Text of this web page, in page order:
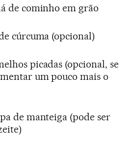
de cominho em grão
cúrcuma (opcional)
picadas (opcional, se
um pouco mais o
de manteiga (pode ser